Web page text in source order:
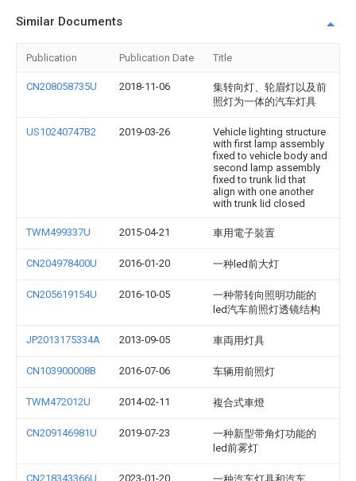
Similar Documents
Publication Publication Date Title
CN208058735U 2018-11-06
集转向灯、轮眉灯以及前
照灯为一体的汽车灯具
US10240747B2 2019-03-26
Vehicle lighting structure
with first lamp assembly
fixed to vehicle body and
second lamp assembly
fixed to trunk lid that
align with one another
with trunk lid closed
TWM499337U 2015-04-21 車用電子裝置
CN204978400U 2016-01-20 一种led前大灯
CN205619154U 2016-10-05
一种带转向照明功能的
led汽车前照灯透镜结构
JP2013175334A 2013-09-05 車両用灯具
CN103900008B 2016-07-06 车辆用前照灯
TWM472012U 2014-02-11 複合式車燈
CN209146981U 2019-07-23
一种新型带角灯功能的
led前雾灯
CN218343366U 2023-01-20